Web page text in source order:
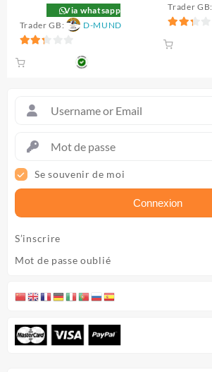
Se souvenir de moi
Connexion
S’inscrire
Mot de passe oublié
initial
était :
actuel
15.500 CFA.
Via whatsapp
Trader GB:
D-MUND
sur 5
Trader GB:
sur 5